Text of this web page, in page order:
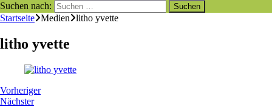
Suchen nach:
Startseite Medien litho yvette
litho yvette
Vorheriger
Nächster